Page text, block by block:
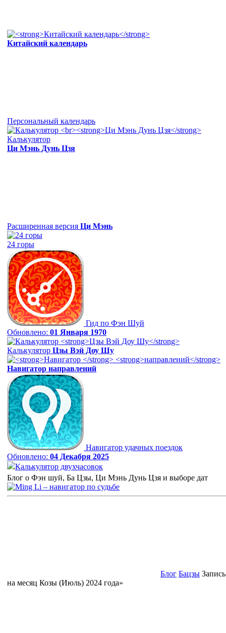
Китайский календарь
Персональный календарь
Калькулятор
Ци Мэнь Дунь Цзя
Расширенная версия Ци Мэнь
24 горы
Гид по Фэн Шуй
Обновлено: 01 Января 1970
Калькулятор Цзы Вэй Доу Шу
Навигатор направлений
Навигатор удачных поездок
Обновлено: 04 Декабря 2025
Калькулятор двухчасовок
Блог о Фэн шуй, Ба Цзы, Ци Мэнь Дунь Цзя и выборе дат
Блог Бацзы
на месяц Козы (Июль) 2024 года»